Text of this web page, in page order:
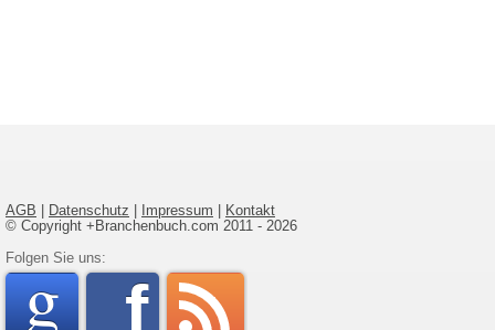
AGB Datenschutz Impressum
Kontakt
© Copyright +Branchenbuch.com 2011 - 2026
Folgen Sie uns:
google